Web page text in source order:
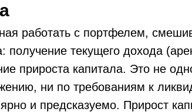
работать с портфелем,
получение текущего дохода
прироста капитала. Это не
ни по требованиям к
и предсказуемо. Прирост